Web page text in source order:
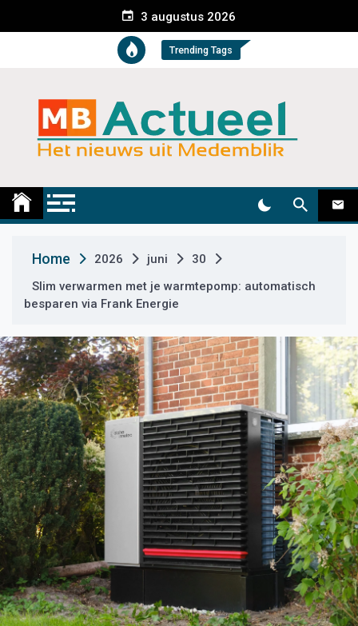
e
t
3 augustus 2026
Trending Tags
Medemblik Actueel
Home 2026 juni
30
Slim verwarmen met je warmtepomp: automatisch
besparen via Frank Energie